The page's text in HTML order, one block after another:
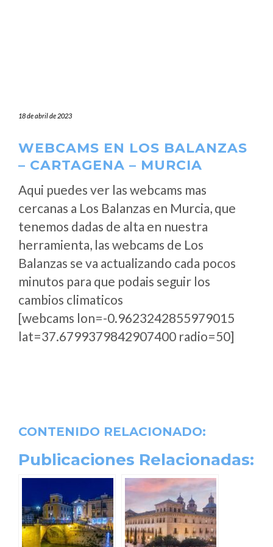
18 de abril de 2023
WEBCAMS EN LOS BALANZAS
– CARTAGENA – MURCIA
Aqui puedes ver las webcams mas
cercanas a Los Balanzas en Murcia, que
tenemos dadas de alta en nuestra
herramienta, las webcams de Los
Balanzas se va actualizando cada pocos
minutos para que podais seguir los
cambios climaticos
[webcams lon=-0.9623242855979015
lat=37.6799379842907400 radio=50]
CONTENIDO RELACIONADO:
Publicaciones Relacionadas: